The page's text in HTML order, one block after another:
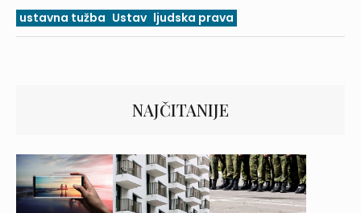
ustavna tužba Ustav ljudska prava
NAJČITANIJE